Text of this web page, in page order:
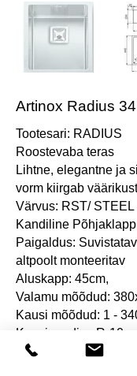
Tootesari: RADIUS
Roostevaba teras
Lihtne, elegantne ja
vorm kiirgab
Värvus: RST/ STEEL
Kandiline Põhjaklapp
Paigaldus:
altpoolt monteeritav
Aluskapp: 45cm,
Valamu mõõdud:
Kausi mõõdud: 1 -
Kausi raadius R-10mm
Pleki paksus 1,0mm
Artinox Radius